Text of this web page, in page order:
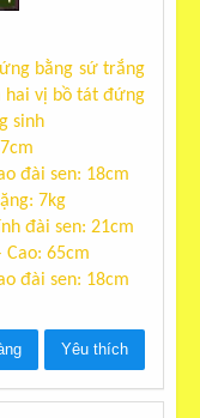
bằng sứ trắng
hai vị bồ tát đứng
sinh
đài sen: 18cm
7kg
đài sen: 21cm
Cao: 65cm
đài sen: 18cm
Yêu thích